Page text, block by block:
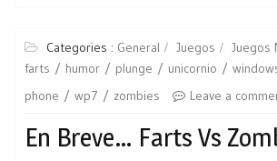
Categories : General Juegos Juegos
farts
humor plunge unicornio
phone
wp7 zombies Leave a
En Breve… Farts Vs